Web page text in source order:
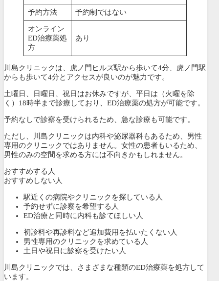
予約方法 予約制ではない
オンライン
ED治療薬処
方
あり
川島クリニックは、虎ノ門ヒルズ駅から歩いて4分、虎ノ門駅
からも歩いて4分とアクセスが良いのが魅力です。
土曜日、日曜日、祝日はお休みですが、平日は（火曜を除
く）18時半まで診療しており、ED治療薬の処方が可能です。
予約なしで診察を受けられるため、急な診療も可能です。
ただし、川島クリニックは内科や泌尿器科もあるため、男性
専用のクリニックではありません。女性の患者もいるため、
男性のみの空間を求める方には不向きかもしれません。
おすすめする人
おすすめしない人
駅近くの病院やクリニックを探している人
予約せずに診察を希望する人
ED治療と同時に内科も診てほしい人
初診料や再診料など追加費用を払いたくない人
男性専用のクリニックを求めている人
土日や祝日に診察を受けたい人
川島クリニックでは、さまざまな種類のED治療薬を処方して
います。